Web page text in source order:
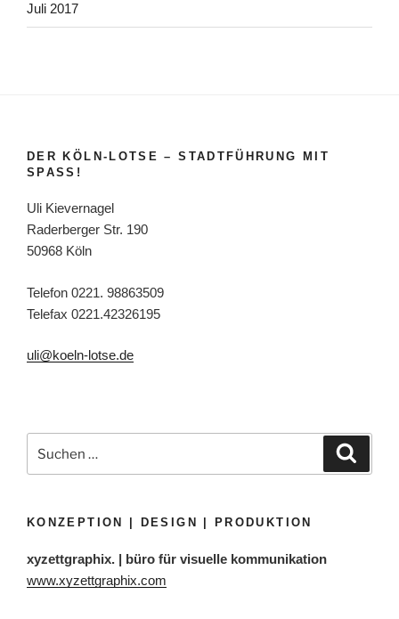
Juli 2017
DER KÖLN-LOTSE – STADTFÜHRUNG MIT
SPASS!
Uli Kievernagel
Raderberger Str. 190
50968 Köln
Telefon 0221. 98863509
Telefax 0221.42326195
uli@koeln-lotse.de
nach:
KONZEPTION | DESIGN | PRODUKTION
xyzettgraphix. | büro für visuelle kommunikation
www.xyzettgraphix.com